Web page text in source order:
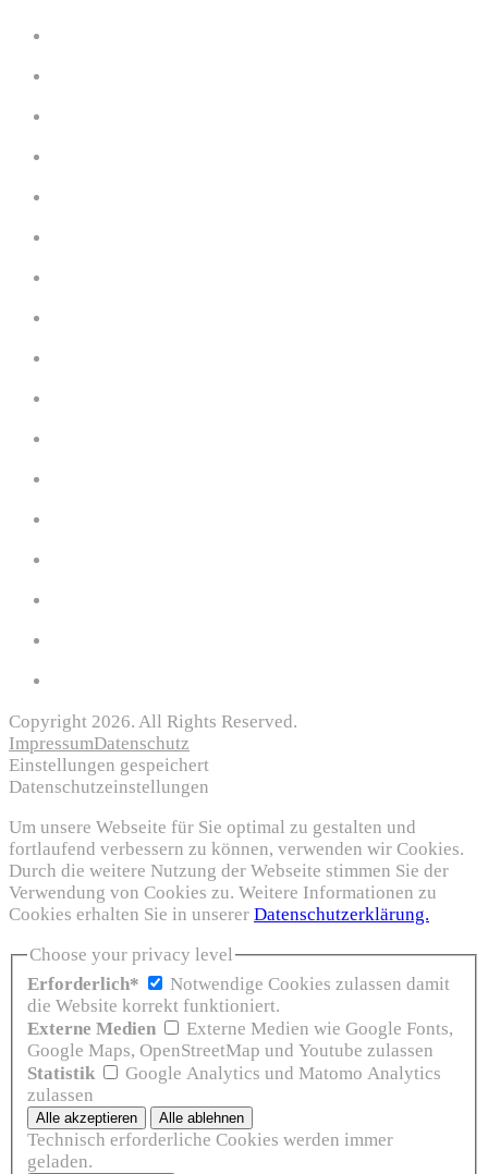
Copyright 2026. All Rights Reserved.
ImpressumDatenschutz
Einstellungen gespeichert
Datenschutzeinstellungen
Um unsere Webseite für Sie optimal zu gestalten und
fortlaufend verbessern zu können, verwenden wir Cookies.
Durch die weitere Nutzung der Webseite stimmen Sie der
Verwendung von Cookies zu. Weitere Informationen zu
Cookies erhalten Sie in unserer Datenschutzerklärung.
Choose your privacy level
Erforderlich*
Notwendige Cookies zulassen damit
die Website korrekt funktioniert.
Externe Medien
Externe Medien wie Google Fonts,
Google Maps, OpenStreetMap und Youtube zulassen
Statistik
Google Analytics und Matomo Analytics
zulassen
Technisch erforderliche Cookies werden immer
geladen.